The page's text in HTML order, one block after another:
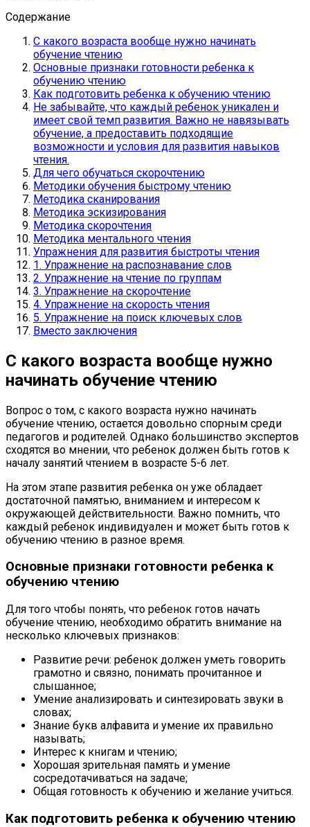
Содержание
С какого возраста вообще нужно начинать
обучение чтению
Основные признаки готовности ребенка к
обучению чтению
Как подготовить ребенка к обучению чтению
Не забывайте, что каждый ребенок уникален и
имеет свой темп развития. Важно не навязывать
обучение, а предоставить подходящие
возможности и условия для развития навыков
чтения.
Для чего обучаться скорочтению
Методики обучения быстрому чтению
Методика сканирования
Методика эскизирования
Методика скорочтения
Методика ментального чтения
Упражнения для развития быстроты чтения
1. Упражнение на распознавание слов
2. Упражнение на чтение по группам
3. Упражнение на скорочтение
4. Упражнение на скорость чтения
5. Упражнение на поиск ключевых слов
Вместо заключения
С какого возраста вообще нужно
начинать обучение чтению
Вопрос о том, с какого возраста нужно начинать
обучение чтению, остается довольно спорным среди
педагогов и родителей. Однако большинство экспертов
сходятся во мнении, что ребенок должен быть готов к
началу занятий чтением в возрасте 5-6 лет.
На этом этапе развития ребенка он уже обладает
достаточной памятью, вниманием и интересом к
окружающей действительности. Важно помнить, что
каждый ребенок индивидуален и может быть готов к
обучению чтению в разное время.
Основные признаки готовности ребенка к
обучению чтению
Для того чтобы понять, что ребенок готов начать
обучение чтению, необходимо обратить внимание на
несколько ключевых признаков:
Развитие речи: ребенок должен уметь говорить
грамотно и связно, понимать прочитанное и
слышанное;
Умение анализировать и синтезировать звуки в
словах;
Знание букв алфавита и умение их правильно
называть;
Интерес к книгам и чтению;
Хорошая зрительная память и умение
сосредотачиваться на задаче;
Общая готовность к обучению и желание учиться.
Как подготовить ребенка к обучению чтению